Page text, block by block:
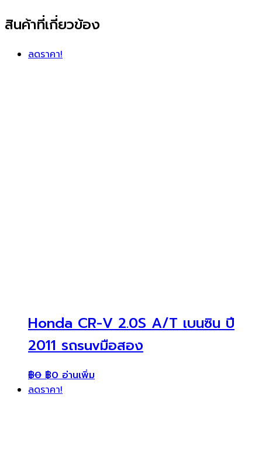
สินค้าที่เกี่ยวข้อง
ลดราคา!
Honda CR-V 2.0S A/T เบนซิน ปี
2011 รถsuvมือสอง
฿0 ฿0 อ่านเพิ่ม
ลดราคา!